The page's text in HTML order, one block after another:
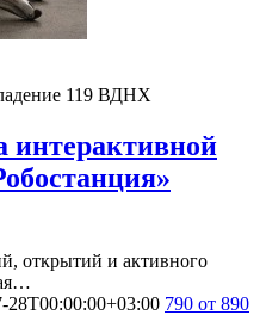
119 ВДНХ
интерактивной
открытий и активного
28T00:00:00+03:00 790 от 890